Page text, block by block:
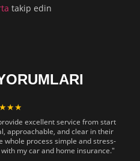
takip edin
excellent service from start
approachable, and clear in their
whole process simple and stress-
my car and home insurance."